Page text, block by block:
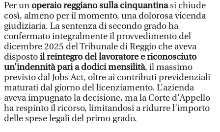
Per un operaio reggiano sulla cinquantinasi chiude
così, almeno per il momento, una dolorosa vicenda
giudiziaria. La sentenza di secondo grado ha
confermato integralmente il provvedimento del
dicembre 2025 del Tribunale di Reggio che aveva
dispostoil reintegro del lavoratore e riconosciuto
un’indennità pari a dodici mensilità, il massimo
previsto dal Jobs Act, oltre ai contributi previdenziali
maturati dal giorno del licenziamento. L’azienda
aveva impugnato la decisione, ma la Corte d’Appello
ha respinto il ricorso, limitandosi a ridurre l’importo
delle spese legali del primo grado.